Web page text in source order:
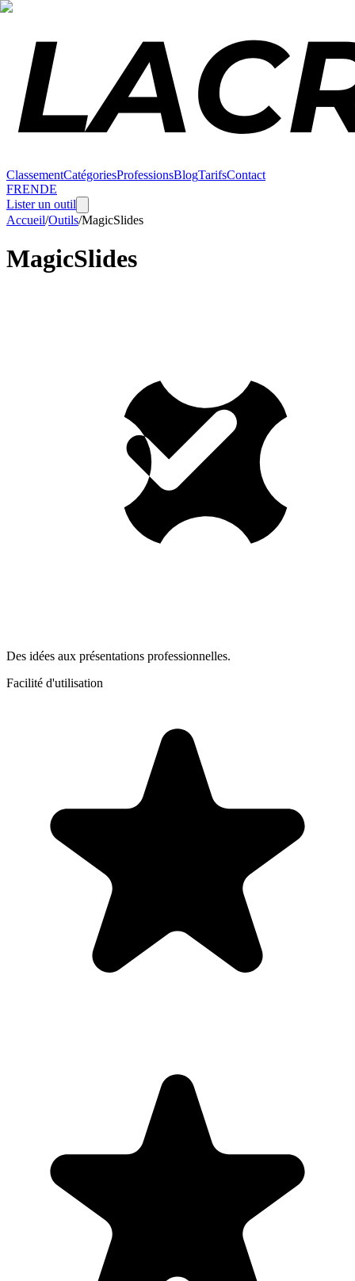
ClassementCatégoriesProfessionsBlogTarifsContact
FRENDE
Lister un outil
Accueil/Outils/MagicSlides
MagicSlides
Des idées aux présentations professionnelles.
Facilité d'utilisation